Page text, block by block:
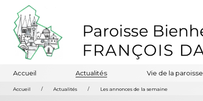
Accueil Actualités Vie de la paroisse
Accueil / Actualités / Les annonces de la semaine